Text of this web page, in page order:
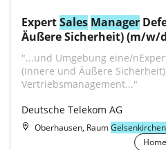
Expert Sales Manager
Äußere Sicherheit) (m/w/
"...und Umgebung eine/
(Innere und Äußere
Vertriebsmanagement..."
Deutsche Telekom AG
Oberhausen, RaumGelsenkirchen